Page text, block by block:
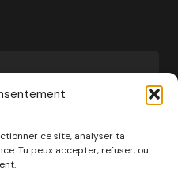
ce site, analyser ta
Tu peux accepter, refuser, ou